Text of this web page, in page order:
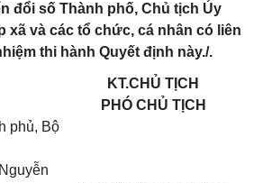
đổi số Thành phố, Chủ tịch Ủy
xã và các tổ chức, cá nhân có liên
thi hành Quyết định này./.
phủ, Bộ
KT.CHỦ TỊCH
PHÓ CHỦ TỊCH